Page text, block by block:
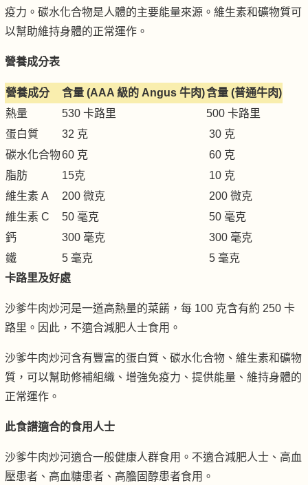
疫力。碳水化合物是人體的主要能量來源。維生素和礦物質可
以幫助維持身體的正常運作。
營養成分表
營養成分 含量 (AAA 級的 Angus 牛肉)含量 (普通牛肉)
熱量
530 卡路里
500 卡路里
蛋白質
32 克
30 克
碳水化合物60 克
60 克
脂肪
15克
10 克
維生素 A
200 微克
200 微克
維生素 C
50 毫克
50 毫克
鈣
300 毫克
300 毫克
鐵
5 毫克
5 毫克
卡路里及好處
沙爹牛肉炒河是一道高熱量的菜餚，每 100 克含有約 250 卡
路里。因此，不適合減肥人士食用。
沙爹牛肉炒河含有豐富的蛋白質、碳水化合物、維生素和礦物
質，可以幫助修補組織、增強免疫力、提供能量、維持身體的
正常運作。
此食譜適合的食用人士
沙爹牛肉炒河適合一般健康人群食用。不適合減肥人士、高血
壓患者、高血糖患者、高膽固醇患者食用。